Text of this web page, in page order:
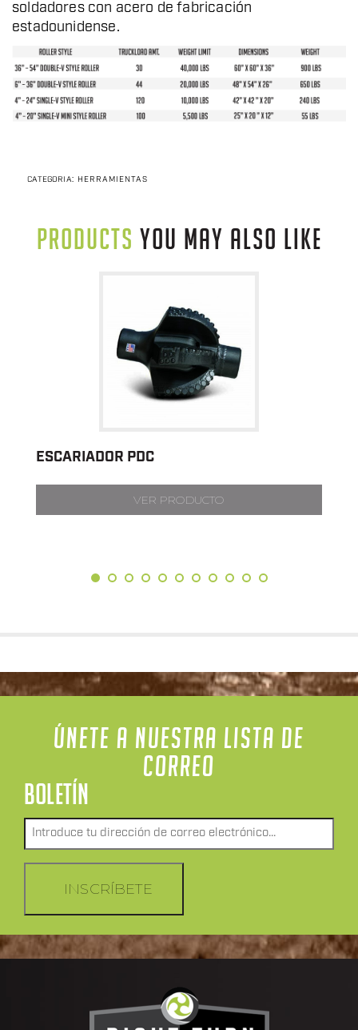
soldadores con acero de fabricación
estadounidense.
CATEGORÍA: HERRAMIENTAS
PRODUCTS YOU MAY ALSO LIKE
ESCARIADOR PDC
VER PRODUCTO
ÚNETE A NUESTRA LISTA DE
CORREO
BOLETÍN
Envía
un
correo
electrónicoINSCRÍBETE